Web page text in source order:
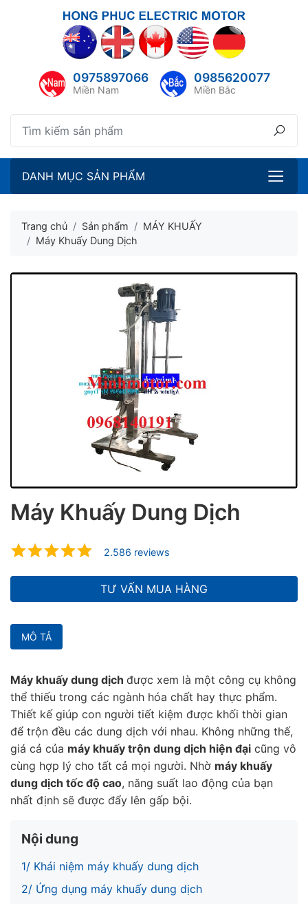
0975897066
Miền Nam
0985620077
Miền Bắc
DANH MỤC SẢN PHẨM
Trang chủ Sản phẩm
MÁY KHUẤY
Máy Khuấy Dung Dịch
Máy Khuấy Dung Dịch
2.586 reviews
TƯ VẤN MUA HÀNG
MÔ TẢ
Máy khuấy dung dịch được xem là một công cụ không
thể thiếu trong các ngành hóa chất hay thực phẩm.
Thiết kế giúp con người tiết kiệm được khối thời gian
để trộn đều các dung dịch với nhau. Không những thế,
giá cả của máy khuấy trộn dung dịch hiện đại cũng vô
cùng hợp lý cho tất cả mọi người. Nhờ máy khuấy
dung dịch tốc độ cao, năng suất lao động của bạn
nhất định sẽ được đẩy lên gấp bội.
Nội dung
1/ Khái niệm máy khuấy dung dịch
2/ Ứng dụng máy khuấy dung dịch